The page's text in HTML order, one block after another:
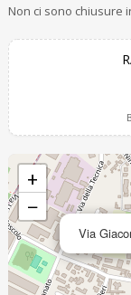
Non ci sono chiusure
Via
+
−